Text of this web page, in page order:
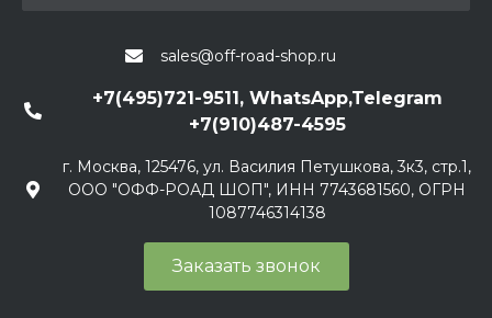
sales@off-road-shop.ru
+7(495)721-9511, WhatsApp,Telegram
+7(910)487-4595
г. Москва, 125476, ул. Василия Петушкова, 3к3, стр.1,
ООО "ОФФ-РОАД ШОП", ИНН 7743681560, ОГРН
1087746314138
Заказать звонок